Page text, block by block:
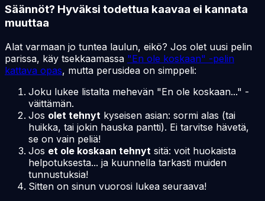
Säännöt? Hyväksi todettua kaavaa ei kannata
muuttaa
Alat varmaan jo tuntea laulun, eikö? Jos olet uusi pelin
parissa, käy tsekkaamassa "En ole koskaan" -pelin
kattava opas, mutta perusidea on simppeli:
Joku lukee listalta mehevän "En ole koskaan..." -
väittämän.
Jos olet tehnyt kyseisen asian: sormi alas (tai
huikka, tai jokin hauska pantti). Ei tarvitse hävetä,
se on vain peliä!
Jos et ole koskaan tehnyt sitä: voit huokaista
helpotuksesta... ja kuunnella tarkasti muiden
tunnustuksia!
Sitten on sinun vuorosi lukea seuraava!